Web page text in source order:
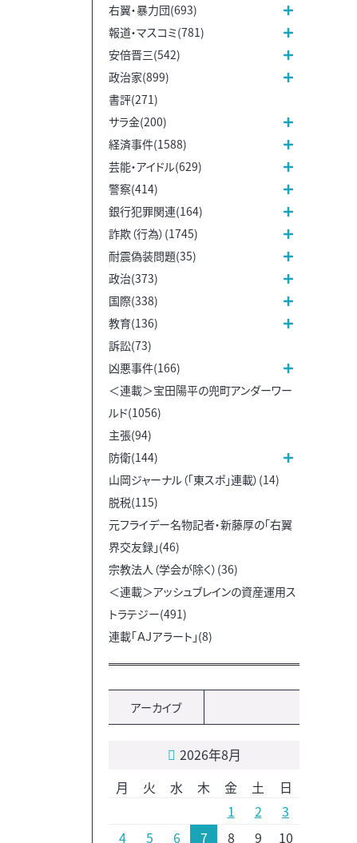
右翼・暴力団(693)
報道・マスコミ(781)
安倍晋三(542)
政治家(899)
書評(271)
サラ金(200)
経済事件(1588)
芸能・アイドル(629)
警察(414)
銀行犯罪関連(164)
詐欺（行為）(1745)
耐震偽装問題(35)
政治(373)
国際(338)
教育(136)
訴訟(73)
凶悪事件(166)
＜連載＞宝田陽平の兜町アンダーワー
ルド(1056)
主張(94)
防衛(144)
山岡ジャーナル（「東スポ」連載）(14)
脱税(115)
元フライデー名物記者・新藤厚の「右翼
界交友録」(46)
宗教法人（学会が除く）(36)
＜連載＞アッシュブレインの資産運用ス
トラテジー(491)
連載「ＡＪアラート」(8)
アーカイブ
2026年8月
月
火 水 木 金 土
日
1
2
3
4
5 6 7 8 9 10